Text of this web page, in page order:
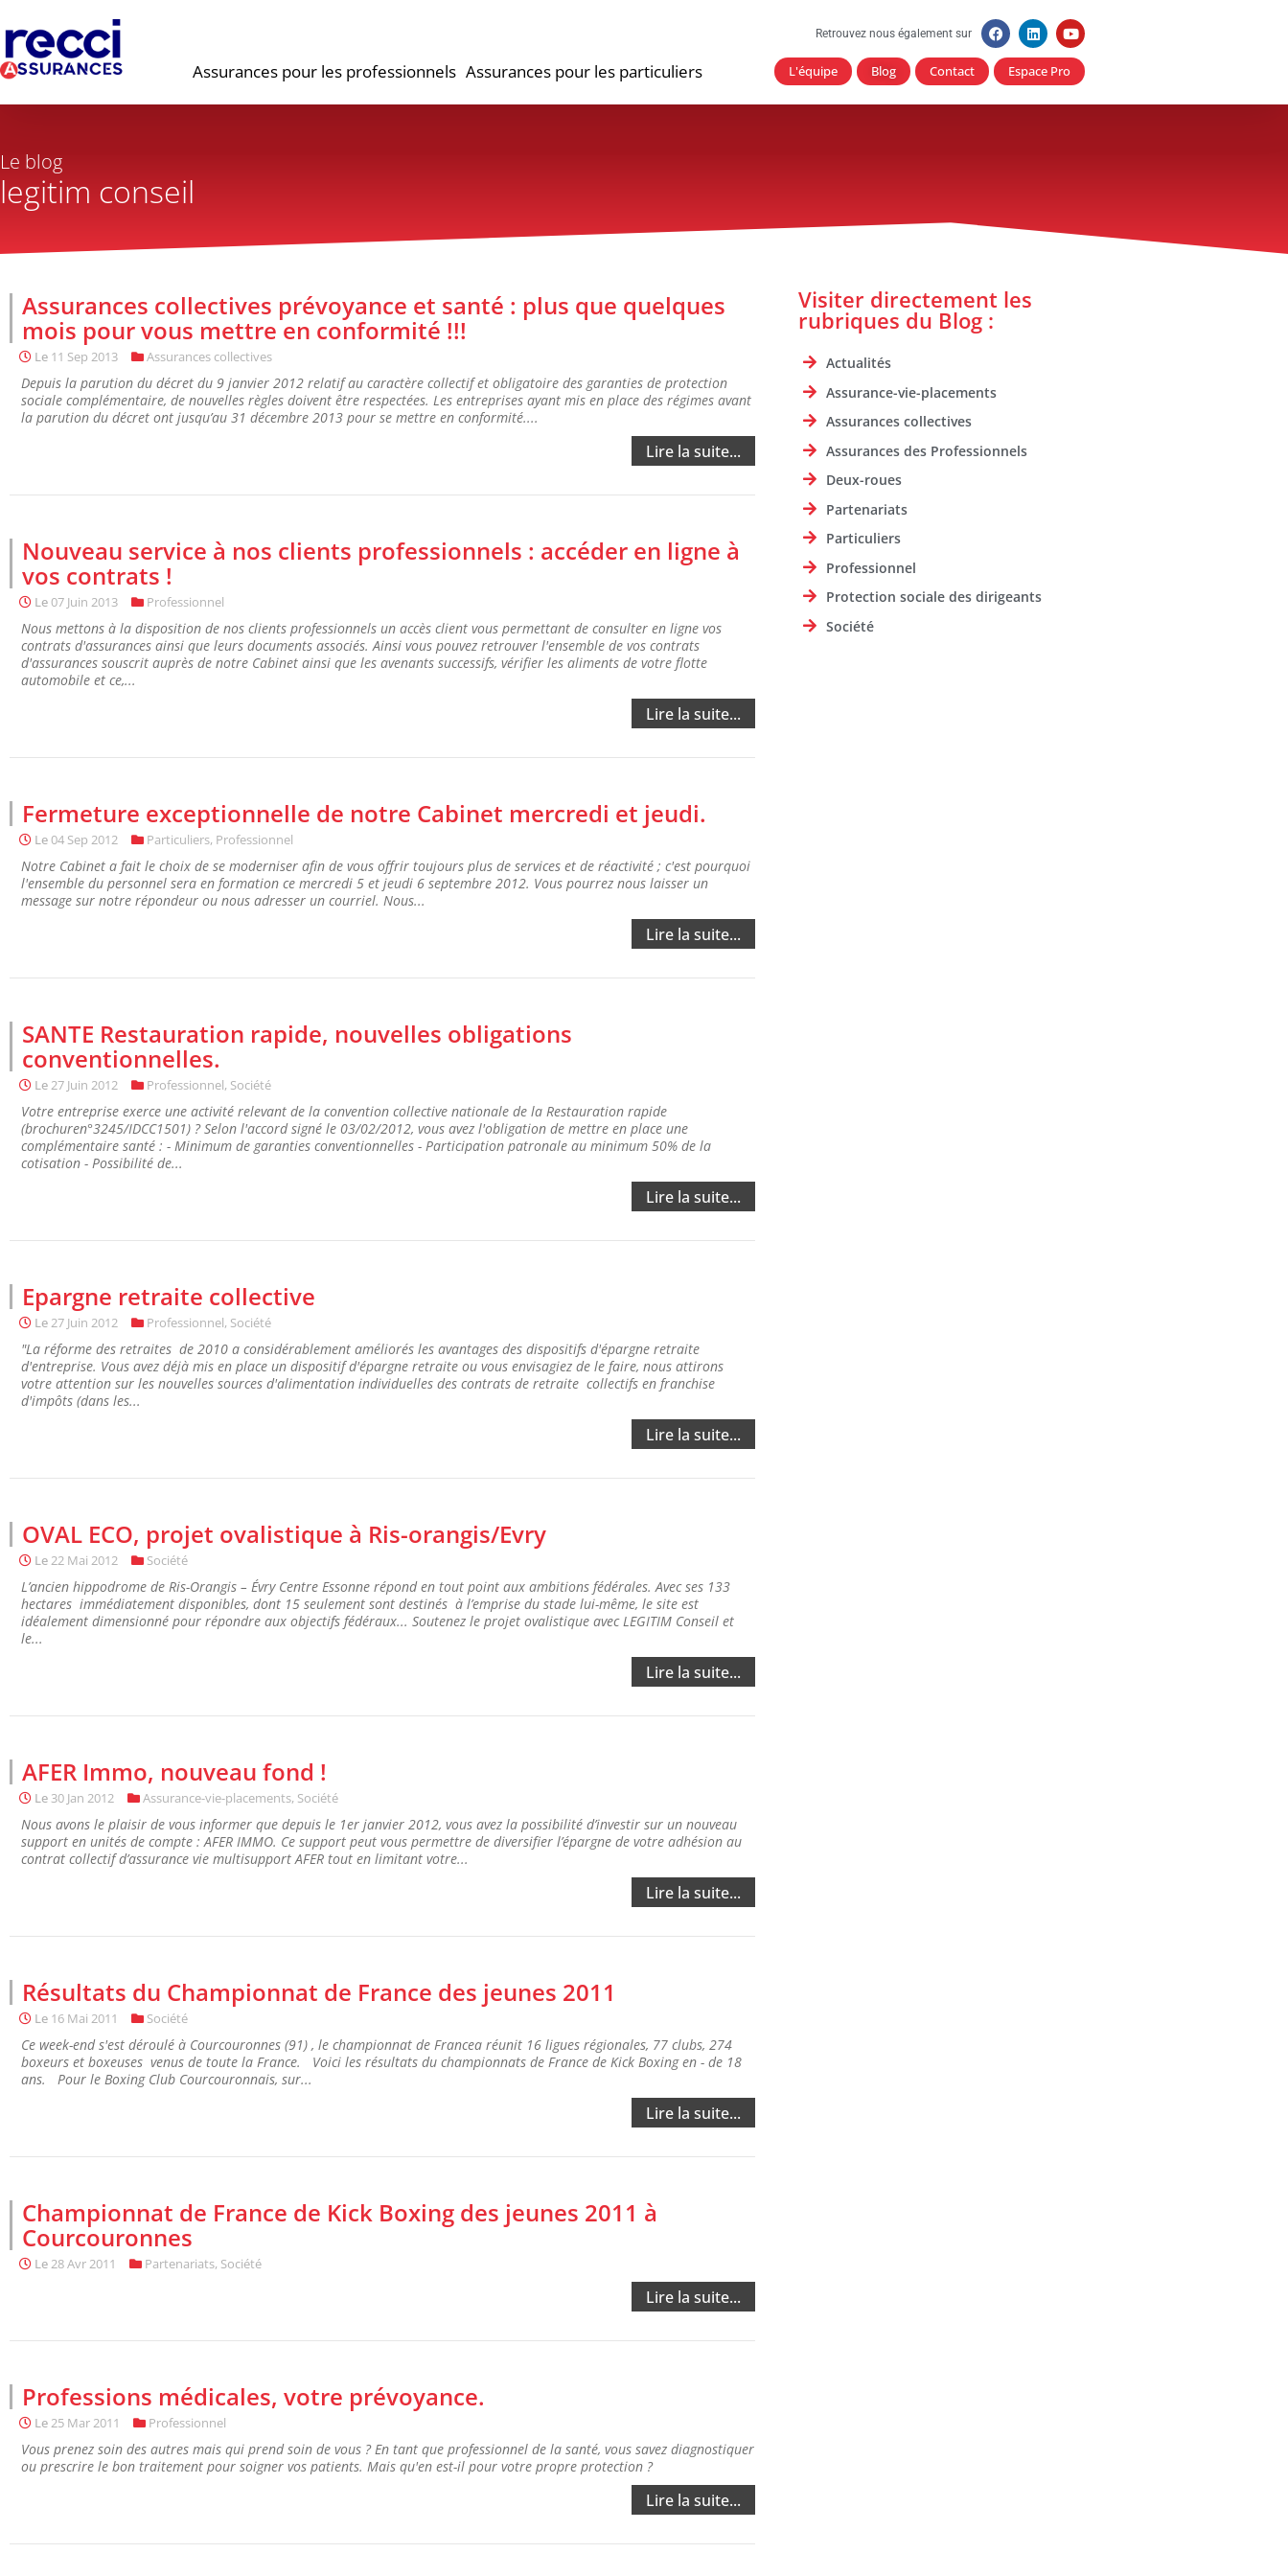
Assurances pour les professionnels Assurances pour les particuliers
Retrouvez nous également sur
L'équipe Blog Contact Espace Pro
Le blog
legitim conseil
Assurances collectives prévoyance et santé : plus que quelques
mois pour vous mettre en conformité !!!
Le 11 Sep 2013 Assurances collectives
Depuis la parution du décret du 9 janvier 2012 relatif au caractère collectif et obligatoire des garanties de protection
sociale complémentaire, de nouvelles règles doivent être respectées. Les entreprises ayant mis en place des régimes avant
la parution du décret ont jusqu’au 31 décembre 2013 pour se mettre en conformité....
Lire la suite...
Nouveau service à nos clients professionnels : accéder en ligne à
vos contrats !
Le07 Juin 2013 Professionnel
Nous mettons à la disposition de nos clients professionnels un accès client vous permettant de consulter en ligne vos
contrats d'assurances ainsi que leurs documents associés. Ainsi vous pouvez retrouver l'ensemble de vos contrats
d'assurances souscrit auprès de notre Cabinet ainsi que les avenants successifs, vérifier les aliments de votre flotte
automobile et ce,...
Lire la suite...
Fermeture exceptionnelle de notre Cabinet mercredi et jeudi.
Le04 Sep 2012 Particuliers, Professionnel
Notre Cabinet a fait le choix de se moderniser afin de vous offrir toujours plus de services et de réactivité ; c'est pourquoi
l'ensemble du personnel sera en formation ce mercredi 5 et jeudi 6 septembre 2012. Vous pourrez nous laisser un
message sur notre répondeur ou nous adresser un courriel. Nous...
Lire la suite...
SANTE Restauration rapide, nouvelles obligations
conventionnelles.
Le27 Juin 2012 Professionnel, Société
Votre entreprise exerce une activité relevant de la convention collective nationale de la Restauration rapide
(brochuren°3245/IDCC1501) ? Selon l'accord signé le 03/02/2012, vous avez l'obligation de mettre en place une
complémentaire santé : - Minimum de garanties conventionnelles - Participation patronale au minimum 50% de la
cotisation - Possibilité de...
Lire la suite...
Epargne retraite collective
Le27 Juin 2012 Professionnel, Société
"La réforme des retraites de 2010 a considérablement améliorés les avantages des dispositifs d'épargne retraite
d'entreprise. Vous avez déjà mis en place un dispositif d'épargne retraite ou vous envisagiez de le faire, nous attirons
votre attention sur les nouvelles sources d'alimentation individuelles des contrats de retraite collectifs en franchise
d'impôts (dans les...
Lire la suite...
OVAL ECO, projet ovalistique à Ris-orangis/Evry
Le22 Mai 2012 Société
L’ancien hippodrome de Ris-Orangis – Évry Centre Essonne répond en tout point aux ambitions fédérales. Avec ses 133
hectares immédiatement disponibles, dont 15 seulement sont destinés à l’emprise du stade lui-même, le site est
idéalement dimensionné pour répondre aux objectifs fédéraux... Soutenez le projet ovalistique avec LEGITIM Conseil et
le...
Lire la suite...
AFER Immo, nouveau fond !
Le 30 Jan 2012 Assurance-vie-placements, Société
Nous avons le plaisir de vous informer que depuis le 1er janvier 2012, vous avez la possibilité d’investir sur un nouveau
support en unités de compte : AFER IMMO. Ce support peut vous permettre de diversifier l’épargne de votre adhésion au
contrat collectif d’assurance vie multisupport AFER tout en limitant votre...
Lire la suite...
Résultats du Championnat de France des jeunes 2011
Le 16 Mai 2011 Société
Ce week-end s'est déroulé à Courcouronnes (91) , le championnat de Francea réunit 16 ligues régionales, 77 clubs, 274
boxeurs et boxeuses venus de toute la France. Voici les résultats du championnats de France de Kick Boxing en - de 18
ans. Pour le Boxing Club Courcouronnais, sur...
Lire la suite...
Championnat de France de Kick Boxing des jeunes 2011 à
Courcouronnes
Le28 Avr 2011 Partenariats, Société
Lire la suite...
Professions médicales, votre prévoyance.
Le25 Mar 2011 Professionnel
Vous prenez soin des autres mais qui prend soin de vous ? En tant que professionnel de la santé, vous savez diagnostiquer
ou prescrire le bon traitement pour soigner vos patients. Mais qu'en est-il pour votre propre protection ?
Lire la suite...
Visiter directement les
rubriques du Blog :
Actualités
Assurance-vie-placements
Assurances collectives
Assurances des Professionnels
Deux-roues
Partenariats
Particuliers
Professionnel
Protection sociale des dirigeants
Société